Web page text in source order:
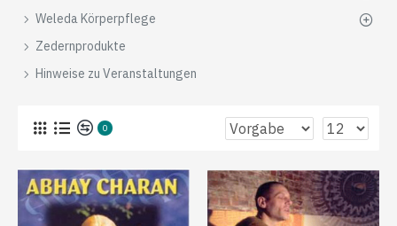
Weleda Körperpflege
Zedernprodukte
Hinweise zu Veranstaltungen
0